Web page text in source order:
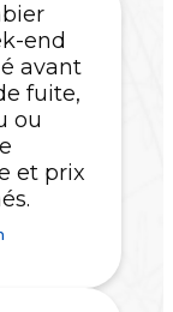
end
avant
fuite,
ou
et prix